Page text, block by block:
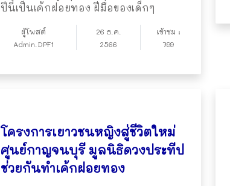
ปีนี้เป็นเค้กฝอยทอง ฝีมือของเด็กๆ
ผู้โพสต์
Admin.DPF1
26 ธ.ค.
2566
เข้าชม :
799
โครงการเยาวชนหญิงสู่ชีวิตใหม่
ศูนย์กาญจนบุรี มูลนิธิดวงประทีป
ช่วยกันทำเค้กฝอยทอง